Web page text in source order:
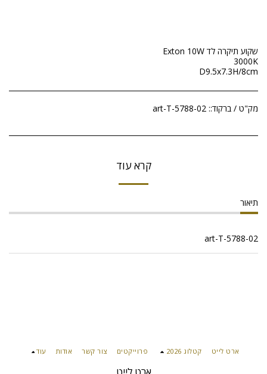
D9.5x7.3H/8cm
מק"ט / ברקוד:: art-T-5788-02
קרא עוד
תיאור
art-T-5788-02
ארט לייט קטלוג 2026 פרוייקטים צור קשר אודות עוד